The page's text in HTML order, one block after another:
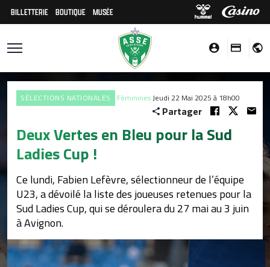
BILLETTERIE BOUTIQUE MUSÉE
SÉLECTIONS NATIONALES FémininesJeudi 22 Mai 2025 à 18h00
Partager
Deux Vertes en Bleu pour la Sud
Ladies Cup !
Ce lundi, Fabien Lefèvre, sélectionneur de l’équipe
U23, a dévoilé la liste des joueuses retenues pour la
Sud Ladies Cup, qui se déroulera du 27 mai au 3 juin
à Avignon.